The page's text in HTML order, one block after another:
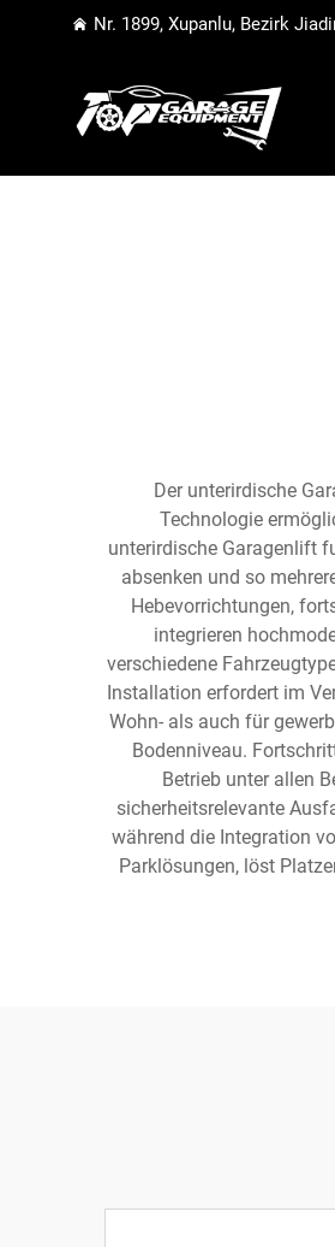
Nr. 1899, Xupanlu, Bezirk
Der unterirdische
Technologie
unterirdische Garagenlift
absenken und so
Hebevorrichtungen,
integrieren
verschiedene
Installation erfordert im
Wohn- als auch für
Bodenniveau.
Betrieb unter allen
sicherheitsrelevante
während die Integration
Parklösungen, löst